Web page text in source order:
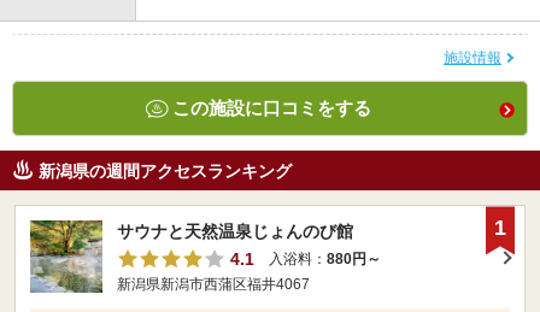
施設情報
この施設に口コミをする
新潟県の週間アクセスランキング
サウナと天然温泉じょんのび館
4.1
入浴料： 880円～
新潟県新潟市西蒲区福井4067
1